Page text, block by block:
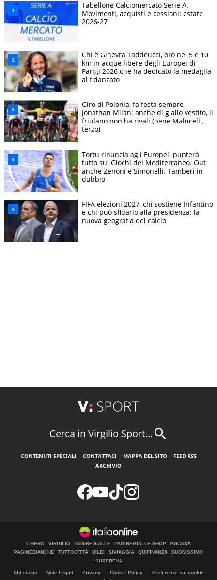
Tabellone Calciomercato Serie A.
Movimenti, acquisti e cessioni: estate
2026-27
Chi è Ginevra Taddeucci, oro nei 5 e 10
km in acque libere degli Europei di
Parigi 2026 che ha dedicato la medaglia
al fidanzato
Giro di Polonia, fa festa sempre
Jonathan Milan: anche di giallo vestito, il
friulano non ha rivali (bene Malucelli,
terzo)
Tortu rinuncia agli Europei: punterà
tutto sui Giochi del Mediterraneo. Out
anche Zenoni e Simonelli. Tamberi in
dubbio
FIFA elezioni 2027, chi sostiene Infantino
e chi può sfidarlo alla presidenza: la
nuova geografia del calcio
Cerca in Virgilio Sport...
CONTENUTI SPECIALI CONTATTACI MAPPA DEL SITO
FEED RSS
ARCHIVIO
LIBERO VIRGILIO PAGINEGIALLE PAGINEGIALLE SHOP
PGCASA
PAGINEBIANCHE
TUTTOCITTÀ DILEI SIVIAGGIA QUIFINANZA
BUONISSIMO
SUPEREVA
Chi siamo Note Legali Privacy Cookie Policy
Preferenze sui cookie